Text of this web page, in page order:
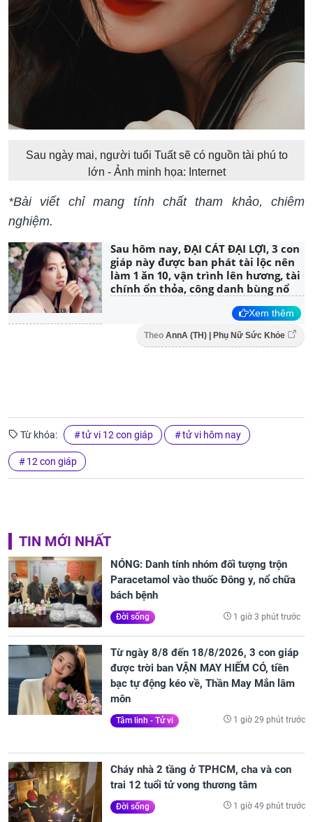
Sau ngày mai, người tuổi Tuất sẽ có nguồn tài phú to
lớn - Ảnh minh họa: Internet
*Bài viết chỉ mang tính chất tham khảo, chiêm
nghiệm.
Sau hôm nay, ĐẠI CÁT ĐẠI LỢI, 3 con
giáp này được ban phát tài lộc nên
làm 1 ăn 10, vận trình lên hương, tài
chính ổn thỏa, công danh bùng nổ
Xem thêm
Theo AnnA (TH) | Phụ Nữ Sức Khỏe
Từ khóa: tử vi 12 con giáp tử vi hôm nay
12 con giáp
TIN MỚI NHẤT
NÓNG: Danh tính nhóm đối tượng trộn
Paracetamol vào thuốc Đông y, nổ chữa
bách bệnh
Đời sống 1 giờ 3 phút trước
Từ ngày 8/8 đến 18/8/2026, 3 con giáp
được trời ban VẬN MAY HIẾM CÓ, tiền
bạc tự động kéo về, Thần May Mắn lâm
môn
Tâm linh - Tử vi 1 giờ 29 phút trước
Cháy nhà 2 tầng ở TPHCM, cha và con
trai 12 tuổi tử vong thương tâm
Đời sống 1 giờ 49 phút trước